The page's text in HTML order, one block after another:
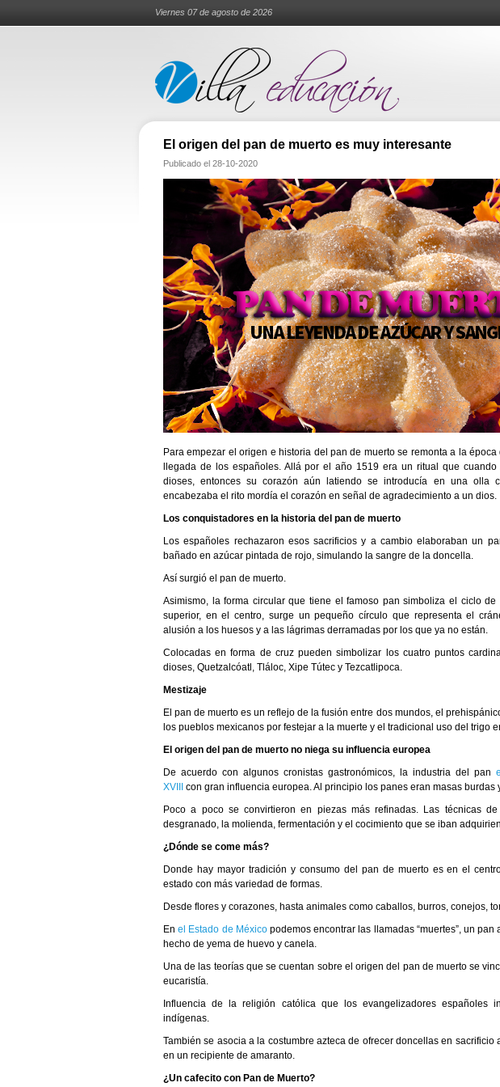
Viernes 07 de agosto de 2026
El origen del pan de muerto es muy interesante
Publicado el 28-10-2020
Para empezar el origen e historia del pan de muerto se remonta a la
llegada de los españoles. Allá por el año 1519 era un ritual que
dioses, entonces su corazón aún latiendo se introducía en una olla
encabezaba el rito mordía el corazón en señal de agradecimiento a un dios.
Los conquistadores en la historia del pan de muerto
Los españoles rechazaron esos sacrificios y a cambio elaboraban un
bañado en azúcar pintada de rojo, simulando la sangre de la doncella.
Así surgió el pan de muerto.
Asimismo, la forma circular que tiene el famoso pan simboliza el ciclo
superior, en el centro, surge un pequeño círculo que representa el
alusión a los huesos y a las lágrimas derramadas por los que ya no están.
Colocadas en forma de cruz pueden simbolizar los cuatro puntos
dioses, Quetzalcóatl, Tláloc, Xipe Tútec y Tezcatlipoca.
Mestizaje
El pan de muerto es un reflejo de la fusión entre dos mundos, el
los pueblos mexicanos por festejar a la muerte y el tradicional uso del trigo
El origen del pan de muerto no niega su influencia europea
De acuerdo con algunos cronistas gastronómicos, la industria del pan
XVIII
con gran influencia europea. Al principio los panes eran masas burdas
Poco a poco se convirtieron en piezas más refinadas. Las técnicas
desgranado, la molienda, fermentación y el cocimiento que se iban
¿Dónde se come más?
Donde hay mayor tradición y consumo del pan de muerto es en el
estado con más variedad de formas.
Desde flores y corazones, hasta animales como caballos, burros, conejos,
Enel Estado de Méxicopodemos encontrar las llamadas “muertes”, un
hecho de yema de huevo y canela.
Una de las teorías que se cuentan sobre el origen del pan de muerto se
eucaristía.
Influencia de la religión católica que los evangelizadores españoles
indígenas.
También se asocia a la costumbre azteca de ofrecer doncellas en sacrificio
en un recipiente de amaranto.
¿Un cafecito con Pan de Muerto?